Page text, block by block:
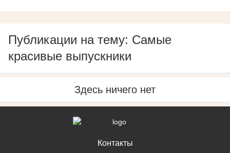
Публикации на тему: Самые
красивые выпускники
Здесь ничего нет
Контакты